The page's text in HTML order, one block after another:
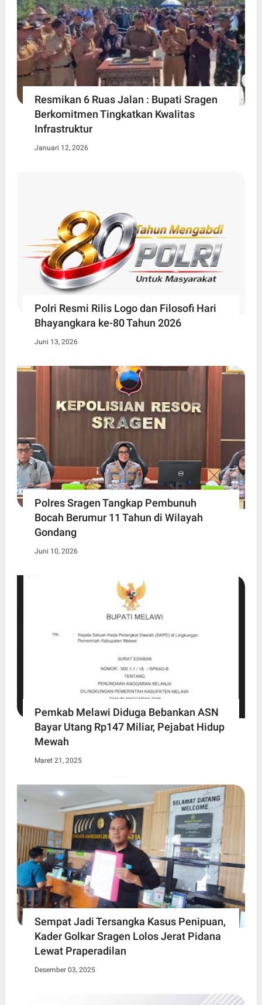
Resmikan 6 Ruas Jalan : Bupati Sragen
Berkomitmen Tingkatkan Kwalitas
Infrastruktur
Januari 12, 2026
Polri Resmi Rilis Logo dan Filosofi Hari
Bhayangkara ke-80 Tahun 2026
Juni 13, 2026
Polres Sragen Tangkap Pembunuh
Bocah Berumur 11 Tahun di Wilayah
Gondang
Juni 10, 2026
Pemkab Melawi Diduga Bebankan ASN
Bayar Utang Rp147 Miliar, Pejabat Hidup
Mewah
Maret 21, 2025
Sempat Jadi Tersangka Kasus Penipuan,
Kader Golkar Sragen Lolos Jerat Pidana
Lewat Praperadilan
Desember 03, 2025